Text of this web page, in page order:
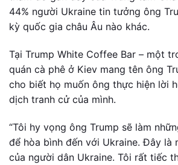
44% người Ukraine tin tưởng ông
kỳ quốc gia châu Âu nào khác.
Tại Trump White Coffee Bar – một
quán cà phê ở Kiev mang tên ông
cho biết họ muốn ông thực hiện lời
dịch tranh cử của mình.
“Tôi hy vọng ông Trump sẽ làm
để hòa bình đến với Ukraine. Đây là
của người dân Ukraine. Tôi rất tiếc